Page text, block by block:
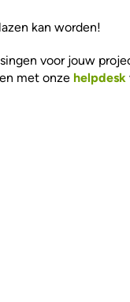
kan worden!
voor jouw
met onze helpdesk